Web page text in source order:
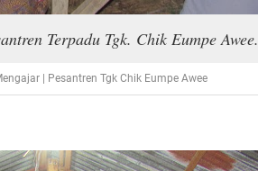
Terpadu Tgk. Chik Eumpe Awee.
| Pesantren Tgk Chik Eumpe Awee